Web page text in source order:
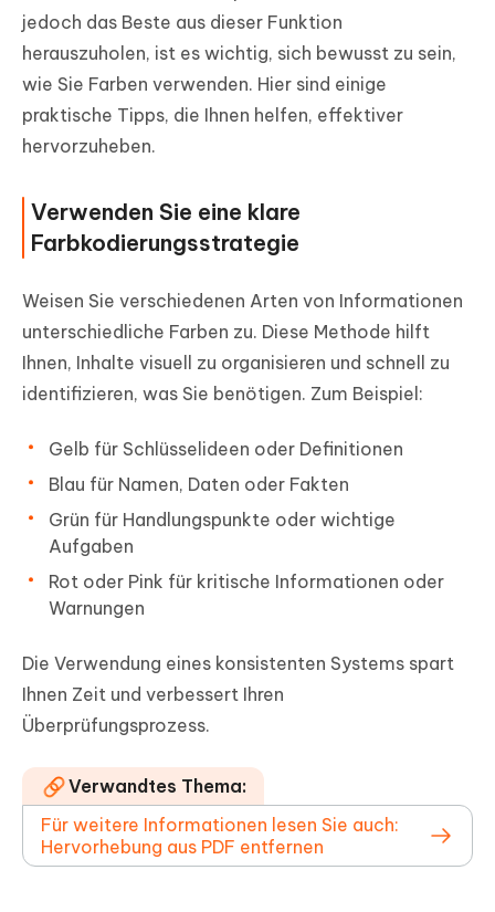
jedoch das Beste aus dieser Funktion
herauszuholen, ist es wichtig, sich bewusst zu sein,
wie Sie Farben verwenden. Hier sind einige
praktische Tipps, die Ihnen helfen, effektiver
hervorzuheben.
Verwenden Sie eine klare
Farbkodierungsstrategie
Weisen Sie verschiedenen Arten von Informationen
unterschiedliche Farben zu. Diese Methode hilft
Ihnen, Inhalte visuell zu organisieren und schnell zu
identifizieren, was Sie benötigen. Zum Beispiel:
Gelb für Schlüsselideen oder Definitionen
Blau für Namen, Daten oder Fakten
Grün für Handlungspunkte oder wichtige
Aufgaben
Rot oder Pink für kritische Informationen oder
Warnungen
Die Verwendung eines konsistenten Systems spart
Ihnen Zeit und verbessert Ihren
Überprüfungsprozess.
Verwandtes Thema:
Für weitere Informationen lesen Sie auch:
Hervorhebung aus PDF entfernen